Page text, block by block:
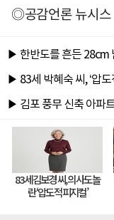
◎공감언론 뉴시스